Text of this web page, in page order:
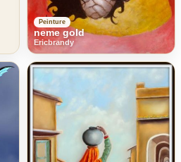
Peinture
neme gold
Ericbrandy